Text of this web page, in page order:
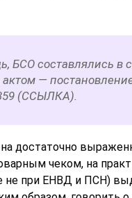
БСО составлялись в
—
(ССЫЛКА).
достаточно
чеком, на
не при ЕНВД и ПСН)